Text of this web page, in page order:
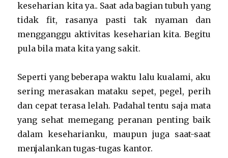
keseharian kita ya.. Saat ada bagian tubuh yang
tidak fit, rasanya pasti tak nyaman dan
mengganggu aktivitas keseharian kita. Begitu
pula bila mata kita yang sakit.
Seperti yang beberapa waktu lalu kualami, aku
sering merasakan mataku sepet, pegel, perih
dan cepat terasa lelah. Padahal tentu saja mata
yang sehat memegang peranan penting baik
dalam keseharianku, maupun juga saat-saat
menjalankan tugas-tugas kantor.